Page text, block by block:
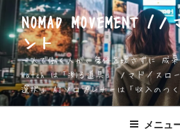
ン
テ
ン
ツ
へ
ス
NOMAD MOVEMENT /
ント
一人で働く人が、身体を壊さずに 成
Watch は「測る道具」 ノマド／スロ
選択」 AIソロプレナーは「収入のつ
メニュ